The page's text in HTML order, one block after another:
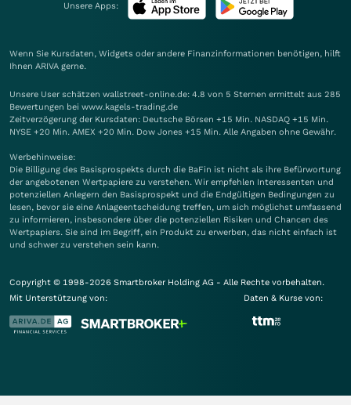
Unsere Apps:
Wenn Sie Kursdaten, Widgets oder andere Finanzinformationen benötigen, hilft
Ihnen ARIVA gerne.
Unsere User schätzen wallstreet-online.de: 4.8 von 5 Sternen ermittelt aus 285
Bewertungen bei www.kagels-trading.de
Zeitverzögerung der Kursdaten: Deutsche Börsen +15 Min. NASDAQ +15 Min.
NYSE +20 Min. AMEX +20 Min. Dow Jones +15 Min. Alle Angaben ohne Gewähr.
Werbehinweise:
Die Billigung des Basisprospekts durch die BaFin ist nicht als ihre Befürwortung
der angebotenen Wertpapiere zu verstehen. Wir empfehlen Interessenten und
potenziellen Anlegern den Basisprospekt und die Endgültigen Bedingungen zu
lesen, bevor sie eine Anlageentscheidung treffen, um sich möglichst umfassend
zu informieren, insbesondere über die potenziellen Risiken und Chancen des
Wertpapiers. Sie sind im Begriff, ein Produkt zu erwerben, das nicht einfach ist
und schwer zu verstehen sein kann.
Copyright © 1998-2026 Smartbroker Holding AG - Alle Rechte vorbehalten.
Mit Unterstützung von:
Daten & Kurse von: